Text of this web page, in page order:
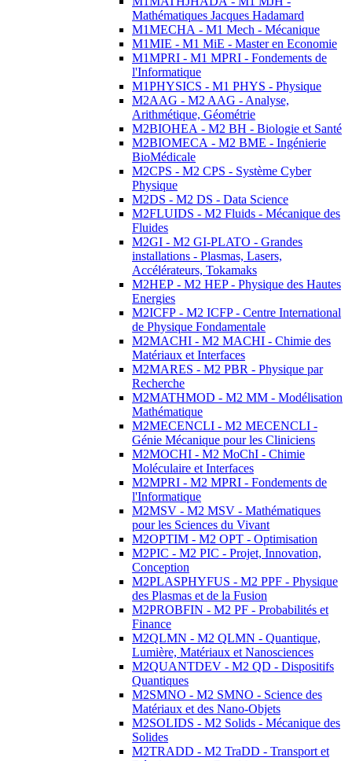
Mathématiques Jacques Hadamard
M1MECHA - M1 Mech - Mécanique
M1MIE - M1 MiE - Master en Economie
M1MPRI - M1 MPRI - Fondements de
l'Informatique
M1PHYSICS - M1 PHYS - Physique
M2AAG - M2 AAG - Analyse,
Arithmétique, Géométrie
M2BIOHEA - M2 BH - Biologie et Santé
M2BIOMECA - M2 BME - Ingénierie
BioMédicale
M2CPS - M2 CPS - Système Cyber
Physique
M2DS - M2 DS - Data Science
M2FLUIDS - M2 Fluids - Mécanique des
Fluides
M2GI - M2 GI-PLATO - Grandes
installations - Plasmas, Lasers,
Accélérateurs, Tokamaks
M2HEP - M2 HEP - Physique des Hautes
Energies
M2ICFP - M2 ICFP - Centre International
de Physique Fondamentale
M2MACHI - M2 MACHI - Chimie des
Matériaux et Interfaces
M2MARES - M2 PBR - Physique par
Recherche
M2MATHMOD - M2 MM - Modélisation
Mathématique
M2MECENCLI - M2 MECENCLI -
Génie Mécanique pour les Cliniciens
M2MOCHI - M2 MoChI - Chimie
Moléculaire et Interfaces
M2MPRI - M2 MPRI - Fondements de
l'Informatique
M2MSV - M2 MSV - Mathématiques
pour les Sciences du Vivant
M2OPTIM - M2 OPT - Optimisation
M2PIC - M2 PIC - Projet, Innovation,
Conception
M2PLASPHYFUS - M2 PPF - Physique
des Plasmas et de la Fusion
M2PROBFIN - M2 PF - Probabilités et
Finance
M2QLMN - M2 QLMN - Quantique,
Lumière, Matériaux et Nanosciences
M2QUANTDEV - M2 QD - Dispositifs
Quantiques
M2SMNO - M2 SMNO - Science des
Matériaux et des Nano-Objets
M2SOLIDS - M2 Solids - Mécanique des
Solides
M2TRADD - M2 TraDD - Transport et